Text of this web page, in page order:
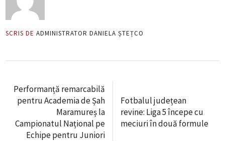
SCRIS DE ADMINISTRATOR DANIELA ȘTEȚCO
Performanță remarcabilă
pentru Academia de Șah
Maramureș la
Campionatul Național pe
Echipe pentru Juniori
Fotbalul județean
revine: Liga 5 începe cu
meciuri în două formule